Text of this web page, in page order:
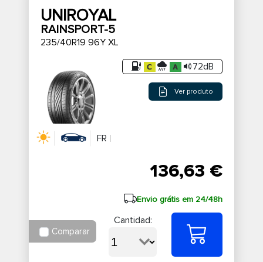
UNIROYAL
RAINSPORT-5
235/40R19 96Y XL
72dB
Ver produto
FR
136,63 €
Envio grátis em 24/48h
Comparar
Cantidad: